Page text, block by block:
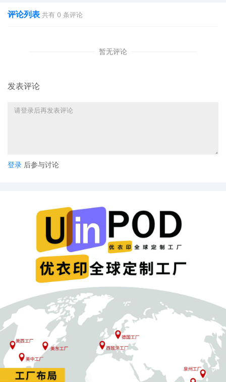
评论列表 共有 0 条评论
暂无评论
发表评论
登录 后参与讨论